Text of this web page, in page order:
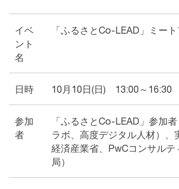
イベ
ント
名
「ふるさとCo-LEAD」ミー
日時 10月10日(日) 13:00～16:30
参加
者
「ふるさとCo-LEAD」参加
ラボ、高度デジタル人材）、
経済産業省、PwCコンサルテ
局）